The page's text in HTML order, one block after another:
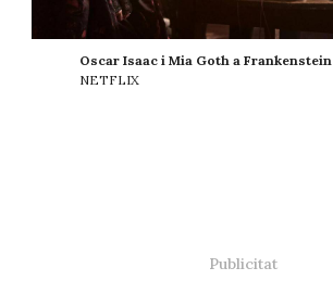
Oscar Isaac i Mia Goth a Frankenstein
NETFLIX